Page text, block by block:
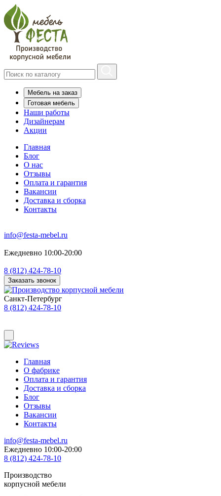
Мебель на заказ
Готовая мебель
Наши работы
Дизайнерам
Акции
Главная
Блог
О нас
Отзывы
Оплата и гарантия
Вакансии
Доставка и сборка
Контакты
info@festa-mebel.ru
Ежедневно 10:00-20:00
8 (812) 424-78-10
Заказать звонок
Санкт-Петербург
8 (812) 424-78-10
Главная
О фабрике
Оплата и гарантия
Доставка и сборка
Блог
Отзывы
Вакансии
Контакты
info@festa-mebel.ru
Ежедневно 10:00-20:00
8 (812) 424-78-10
Производство
корпусной мебели